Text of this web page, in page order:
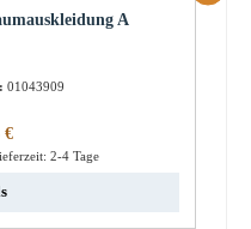
A
01043909
Preis:
€
2-4 Tage